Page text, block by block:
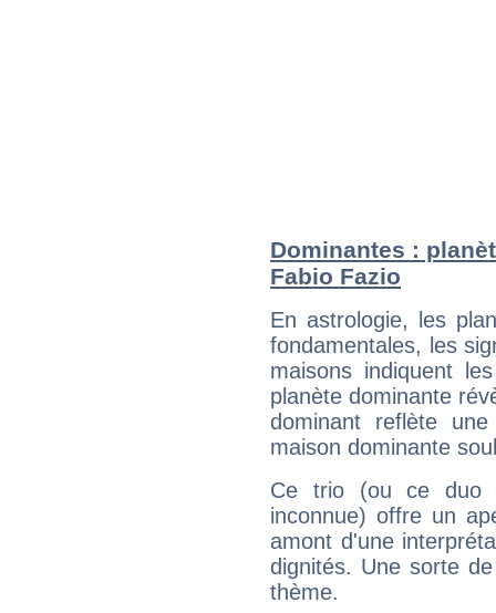
Dominantes :
Fabio Fazio
En astrologie, les
fondamentales, les
maisons indiquent
planète dominante
dominant reflète
maison dominante
Ce trio (ou ce duo
inconnue) offre un
amont d'une
dignités. Une sorte
thème.